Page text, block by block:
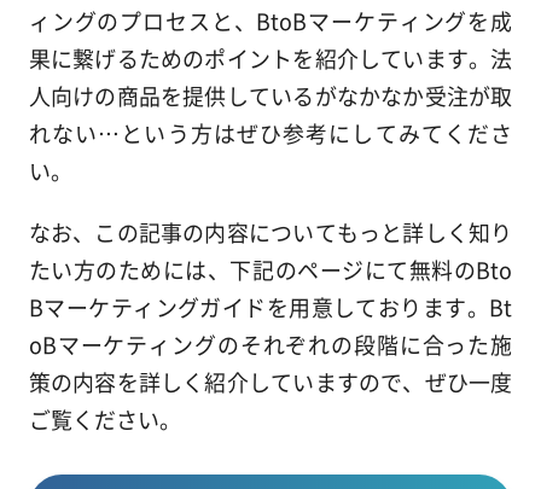
ィングのプロセスと、BtoBマーケティングを成
果に繋げるためのポイントを紹介しています。法
人向けの商品を提供しているがなかなか受注が取
れない…という方はぜひ参考にしてみてくださ
い。
なお、この記事の内容についてもっと詳しく知り
たい方のためには、下記のページにて無料のBto
Bマーケティングガイドを用意しております。Bt
oBマーケティングのそれぞれの段階に合った施
策の内容を詳しく紹介していますので、ぜひ一度
ご覧ください。